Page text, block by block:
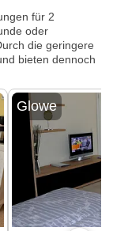
für 2
oder
die geringere
bieten dennoch
Glowe